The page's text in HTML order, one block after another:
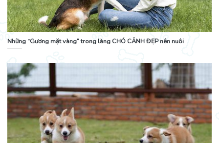
Những “Gương mặt vàng” trong làng CHÓ CẢNH ĐẸP nên nuôi